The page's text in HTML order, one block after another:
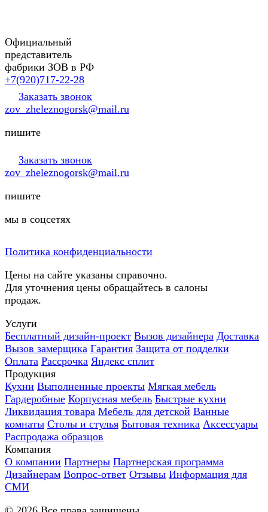
Официальный
представитель
фабрики ЗОВ в РФ
+7(920)717-22-28
Заказать звонок
zov_zheleznogorsk@mail.ru
пишите
Заказать звонок
zov_zheleznogorsk@mail.ru
пишите
мы в соцсетях
Политика конфиденциальности
Цены на сайте указаны справочно.
Для уточнения цены обращайтесь в салоны
продаж.
Услуги
Бесплатный дизайн-проект Вызов дизайнера Доставка
Вызов замерщика Гарантия Защита от подделки
Оплата Рассрочка Яндекс сплит
Продукция
Кухни Выполненные проекты Мягкая мебель
Гардеробные Корпусная мебель Быстрые кухни
Ликвидация товара Мебель для детской Ванные
комнаты Столы и стулья Бытовая техника Аксессуары
Распродажа образцов
Компания
О компании Партнеры Партнерская программа
Дизайнерам Вопрос-ответ Отзывы Информация для
СМИ